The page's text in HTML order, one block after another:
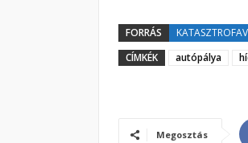
FORRÁS
CÍMKÉK
autópálya
Megosztás